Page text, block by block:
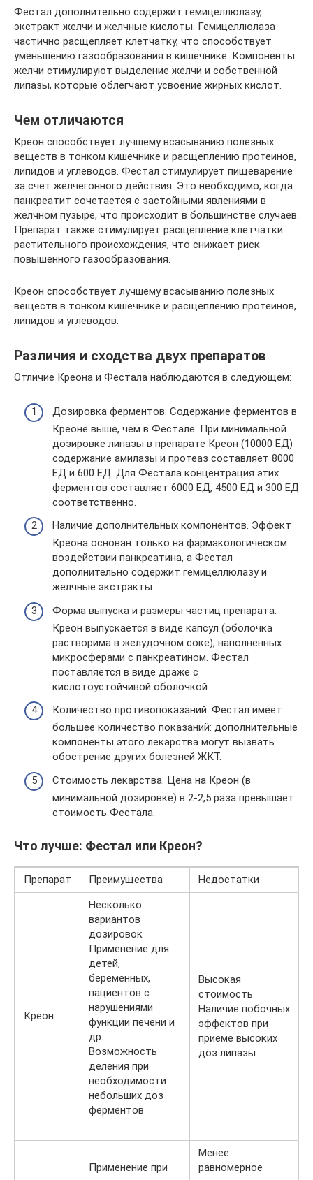
Фестал дополнительно содержит гемицеллюлазу,
экстракт желчи и желчные кислоты. Гемицеллюлаза
частично расщепляет клетчатку, что способствует
уменьшению газообразования в кишечнике. Компоненты
желчи стимулируют выделение желчи и собственной
липазы, которые облегчают усвоение жирных кислот.
Чем отличаются
Креон способствует лучшему всасыванию полезных
веществ в тонком кишечнике и расщеплению протеинов,
липидов и углеводов. Фестал стимулирует пищеварение
за счет желчегонного действия. Это необходимо, когда
панкреатит сочетается с застойными явлениями в
желчном пузыре, что происходит в большинстве случаев.
Препарат также стимулирует расщепление клетчатки
растительного происхождения, что снижает риск
повышенного газообразования.
Креон способствует лучшему всасыванию полезных
веществ в тонком кишечнике и расщеплению протеинов,
липидов и углеводов.
Различия и сходства двух препаратов
Отличие Креона и Фестала наблюдаются в следующем:
Дозировка ферментов. Содержание ферментов в
Креоне выше, чем в Фестале. При минимальной
дозировке липазы в препарате Креон (10000 ЕД)
содержание амилазы и протеаз составляет 8000
ЕД и 600 ЕД. Для Фестала концентрация этих
ферментов составляет 6000 ЕД, 4500 ЕД и 300 ЕД
соответственно.
Наличие дополнительных компонентов. Эффект
Креона основан только на фармакологическом
воздействии панкреатина, а Фестал
дополнительно содержит гемицеллюлазу и
желчные экстракты.
Форма выпуска и размеры частиц препарата.
Креон выпускается в виде капсул (оболочка
растворима в желудочном соке), наполненных
микросферами с панкреатином. Фестал
поставляется в виде драже с
кислотоустойчивой оболочкой.
Количество противопоказаний. Фестал имеет
большее количество показаний: дополнительные
компоненты этого лекарства могут вызвать
обострение других болезней ЖКТ.
Стоимость лекарства. Цена на Креон (в
минимальной дозировке) в 2-2,5 раза превышает
стоимость Фестала.
Что лучше: Фестал или Креон?
Препарат Преимущества Недостатки
Креон
Несколько
вариантов
дозировок
Применение для
детей,
беременных,
пациентов с
нарушениями
функции печени и
др.
Возможность
деления при
необходимости
небольших доз
ферментов
Высокая
стоимость
Наличие побочных
эффектов при
приеме высоких
доз липазы
Применение при
Менее
равномерное